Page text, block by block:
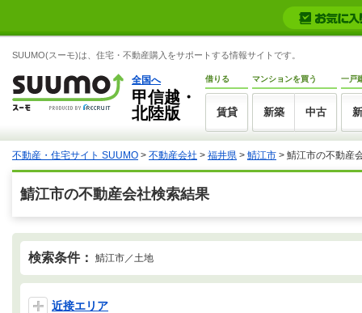
SUUMO(スーモ)は、住宅・不動産購入をサポートする情報サイトです。
全国へ
甲信越・
北陸版
借りる
賃貸
マンションを買う
新築 中古
一戸
不動産・住宅サイト SUUMO > 不動産会社 > 福井県 > 鯖江市 > 鯖江市の不動産
鯖江市の不動産会社検索結果
検索条件： 鯖江市／土地
近接エリア